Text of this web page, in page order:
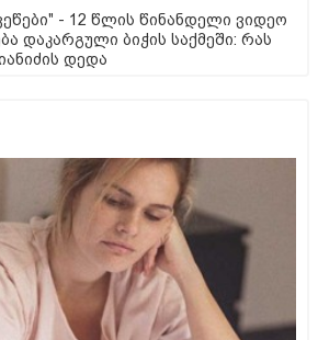
- 12 წლის წინანდელი ვიდეო
დაკარგული ბიჭის საქმეში: რას
დედა